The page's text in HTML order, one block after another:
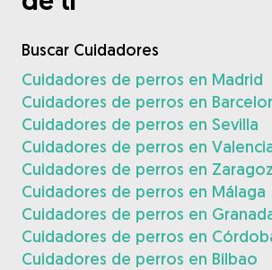
Buscar Cuidadores
Cuidadores de perros en Madrid
Cuidadores de perros en
Cuidadores de perros en Sevilla
Cuidadores de perros en
Cuidadores de perros en
Cuidadores de perros en Málaga
Cuidadores de perros en
Cuidadores de perros en
Cuidadores de perros en Bilbao